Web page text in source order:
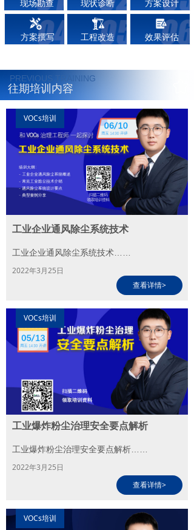
现场勘查 现状诊断 方案设计
方案撰写 工程改造 效果评估
往期培训内容
PREVIOUS TRAINING
VOCs培训
查看详情>
工业企业通风除尘系统技术
工业企业通风除尘系统技术……
2022年3月25日
VOCs培训
查看详情>
工业爆炸粉尘治理安全要点解析
工业爆炸粉尘治理安全要点解析……
2022年3月25日
VOCs培训